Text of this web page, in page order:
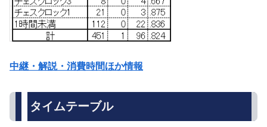
中継・解説・消費時間ほか情報
タイムテーブル